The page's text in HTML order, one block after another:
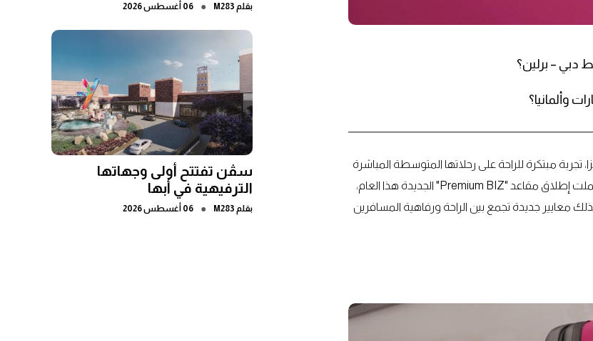
وألمانيا؟
مبتكرة للراحة على رحلاتها المتوسطة المباشرة
لتعزيز حضورها في منطقة الخليج، وذلك من خلال عددٍ من المبادرات شملت إطلاق مقاعد "Premium BIZ" الجديدة هذا العام،
ألمانيا ضمن جدول رحلات شتاء 2025/2026، لتوفر بذلك معايير جديدة تجمع بين الراحة ورفاهية المسافرين
بقلم M283
● 06 أغسطس 2026
سڤن تفتتح أولى وجهاتها
الترفيهية في أبها
بقلم M283
● 06 أغسطس 2026